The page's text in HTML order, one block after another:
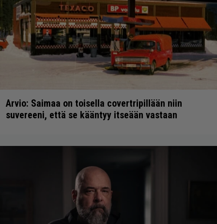
Arvio: Saimaa on toisella covertripillään niin
suvereeni, että se kääntyy itseään vastaan